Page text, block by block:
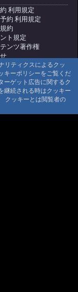
4/10 11:03
泉ガイド
3/25 18:50
館さん
3/19 14:14
泉大黒屋
10/23 20:59
屋さん
利用規定
約 利用規定
約
ト規定
ンツ著作権
トラッド株式会社
長野県上田市下之郷692
リティクスによるクッ
キーポリシーをご覧くだ
ーゲット広告に関するク
継続される時はクッキー
クッキーとは閲覧者の